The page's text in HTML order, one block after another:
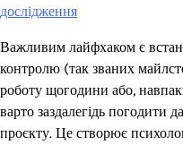
дослідження
Важливим лайфхаком є
контролю (так званих
роботу щогодини або,
варто заздалегідь погодити
проєкту. Це створює